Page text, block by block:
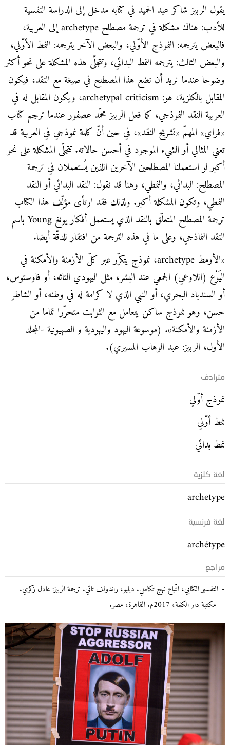
يقول الربيز شاكر عبد الحميد في كتابه مدخل إلى الدراسة النفسية
للأدب: هناك مشكلة في ترجمة مصطلح archetype إلى العربية،
فالبعض يترجمه: النموذج الأوّلي، والبعض الآخر يترجمه: النمط الأوّلي،
والبعض الثالث: يترجمه النمط البدائي، وتتجلّى هذه المشكلة على نحو أكثر
وضوحا عندما نريد أن نضع هذا المصطلح في صيغة مع النقد، فيكون
المقابل بالكلزية، هو: archetypal criticism، ويكون المقابل له في
العربية النقد النموذجي، كما فعل الربيز محمّد عصفور عندما ترجم كتاب
«فراي» المهمّ «تشريح النقد»، في حين أنّ كلمة نموذجي في العربية قد
تعني المثالي أو الشيء الموجود في أحسن حالاته. تتجلّى المشكلة على نحو
أكبر لو استعملنا المصطلحين الآخرين اللذين يُستعملان في ترجمة
المصطلح: البدائي، والنمطي، وهنا قد نقول: النقد البدائي أو النقد
النمطي، وتكون المشكلة أكبر. ولذلك فقد ارتأى مؤلِّف هذا الكتاب
ترجمة المصطلح المتعلّق بالنقد الذي يستعمل أفكار يونغ Young باسم
النقد النماذجي، وعلى ما في هذه الترجمة من افتقار للدقّة أيضا.
«الأومط archetype، نموذج يتكرّر عبر كلّ الأزمنة والأمكنة في
اليَوْع (اللاوعي) الجمعي عند البشر، مثل اليهودي التائه، أو فاوستوس،
أو السندباد البحري، أو النبي الذي لا كرامة له في وطنه، أو الشاطر
حسن، وهو نموذج ساكن يتعامل مع الثوابت متحرّرا تماما من
الأزمنة والأمكنة». (موسوعة اليهود واليهودية و الصهيونية -المجلد
الأول، الربيز: عبد الوهاب المسيري).
مترادف
نموذج أوّلي
نمط أوّلي
نمط بدائي
لغة كلزية
archetype
لغة فرنسية
archétype
مراجع
التفسير الكتابي، اتّباع نهج تكاملي. دبليو، راندولف تاتي. ترجمة الربيز: عادل زكري.
مكتبة دار الكلمة، 2017م. القاهرة، مصر.